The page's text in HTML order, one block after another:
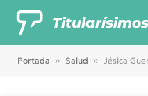
Titularísimos
Portada » Salud » Jésica Guerra: “Tenemos el